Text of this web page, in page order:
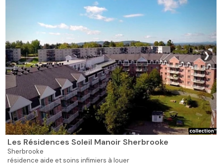
❯
Les Résidences Soleil Manoir Sherbrooke
Sherbrooke
résidence aide et soins infimiers à louer